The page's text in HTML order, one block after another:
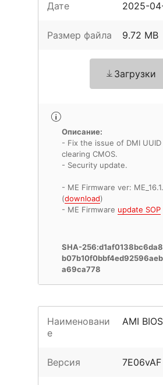
Дате 2025-
Размер файла 9.72 MB
Загрузки
Описание:
- Fix the issue of DMI
clearing CMOS.
- Security update.
- ME Firmware ver:
(download)
- ME Firmware update SOP
SHA-
a69ca778
Наименовани
е
AMI BIOS
Версия 7E06vAF